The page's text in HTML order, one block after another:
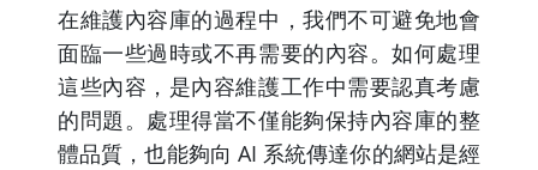
在維護內容庫的過程中，我們不可避免地會
面臨一些過時或不再需要的內容。如何處理
這些內容，是內容維護工作中需要認真考慮
的問題。處理得當不僅能夠保持內容庫的整
體品質，也能夠向 AI 系統傳達你的網站是經